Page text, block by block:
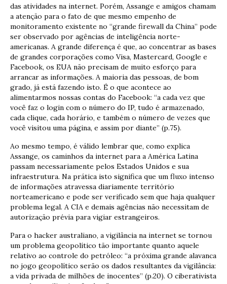
das atividades na internet. Porém, Assange e amigos chamam
a atenção para o fato de que mesmo empenho de
monitoramento existente no “grande firewall da China” pode
ser observado por agências de inteligência norte-
americanas. A grande diferença é que, ao concentrar as bases
de grandes corporações como Visa, Mastercard, Google e
Facebook, os EUA não precisam de muito esforço para
arrancar as informações. A maioria das pessoas, de bom
grado, já está fazendo isto. É o que acontece ao
alimentarmos nossas contas do Facebook: “a cada vez que
você faz o login com o número do IP, tudo é armazenado,
cada clique, cada horário, e também o número de vezes que
você visitou uma página, e assim por diante” (p.75).
Ao mesmo tempo, é válido lembrar que, como explica
Assange, os caminhos da internet para a América Latina
passam necessariamente pelos Estados Unidos e sua
infraestrutura. Na prática isto significa que um fluxo intenso
de informações atravessa diariamente território
norteamericano e pode ser verificado sem que haja qualquer
problema legal. A CIA e demais agências não necessitam de
autorização prévia para vigiar estrangeiros.
Para o hacker australiano, a vigilância na internet se tornou
um problema geopolítico tão importante quanto aquele
relativo ao controle do petróleo: “a próxima grande alavanca
no jogo geopolítico serão os dados resultantes da vigilância:
a vida privada de milhões de inocentes” (p.20). O ciberativista